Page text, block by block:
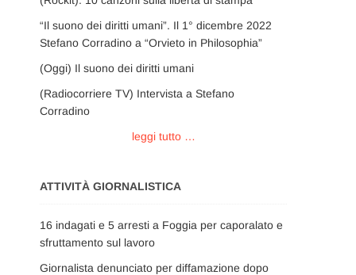
“Il suono dei diritti umani”. Il 1° dicembre 2022
Stefano Corradino a “Orvieto in Philosophia”
(Oggi) Il suono dei diritti umani
(Radiocorriere TV) Intervista a Stefano
Corradino
leggi tutto …
ATTIVITÀ GIORNALISTICA
16 indagati e 5 arresti a Foggia per caporalato e
sfruttamento sul lavoro
Giornalista denunciato per diffamazione dopo